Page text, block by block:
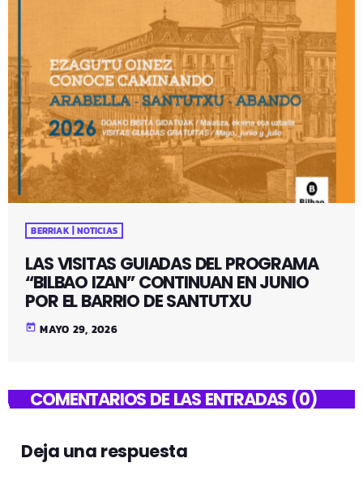
BERRIAK | NOTICIAS
LAS VISITAS GUIADAS DEL PROGRAMA
“BILBAO IZAN” CONTINUAN EN JUNIO
POR EL BARRIO DE SANTUTXU
today MAYO 29, 2026
COMENTARIOS DE LAS ENTRADAS (0)
Deja una respuesta